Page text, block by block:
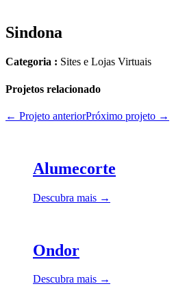
Sindona
Categoria : Sites e Lojas Virtuais
Projetos relacionado
← Projeto anteriorPróximo projeto →
Alumecorte
Descubra mais →
Ondor
Descubra mais →